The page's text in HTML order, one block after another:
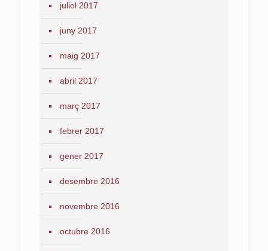
juliol 2017
juny 2017
maig 2017
abril 2017
març 2017
febrer 2017
gener 2017
desembre 2016
novembre 2016
octubre 2016